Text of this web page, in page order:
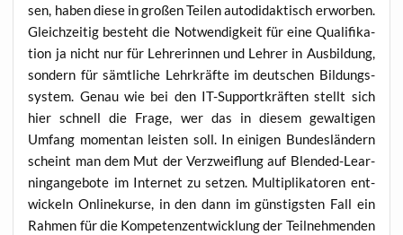
sen, haben die­se in gro­ßen Tei­len auto­di­dak­tisch erwor­ben.
Gleich­zei­tig besteht die Not­wen­dig­keit für eine Qua­li­fi­ka­
ti­on ja nicht nur für Leh­re­rin­nen und Leh­rer in Aus­bil­dung,
son­dern für sämt­li­che Lehr­kräf­te im deut­schen Bil­dungs­
sys­tem. Genau wie bei den IT-Sup­port­kräf­ten stellt sich
hier schnell die Fra­ge, wer das in die­sem gewal­ti­gen
Umfang momen­tan leis­ten soll. In eini­gen Bun­des­län­dern
scheint man dem Mut der Ver­zweif­lung auf Blen­ded-Lear­
nin­g­an­ge­bo­te im Inter­net zu set­zen. Mul­ti­pli­ka­to­ren ent­
wi­ckeln Online­kur­se, in den dann im güns­tigs­ten Fall ein
Rah­men für die Kom­pe­tenz­ent­wick­lung der Teil­neh­men­den